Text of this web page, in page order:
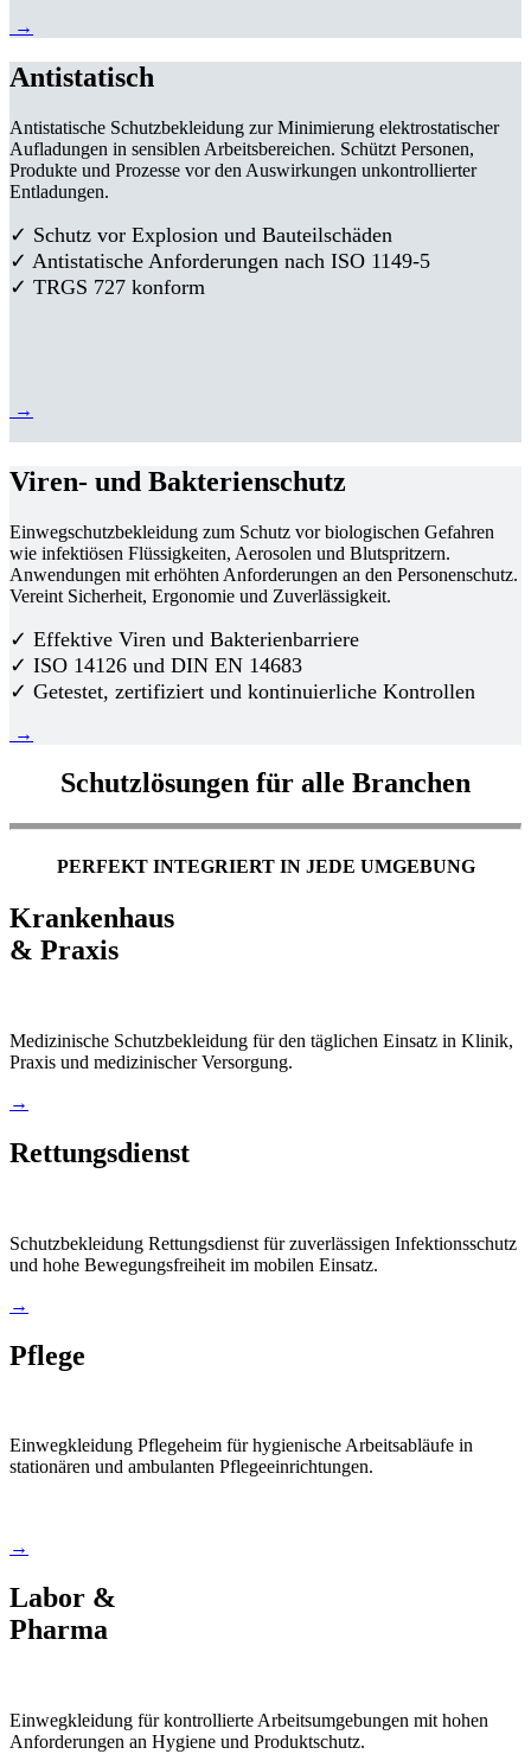
→
Antistatisch
Antistatische Schutzbekleidung zur Minimierung elektrostatischer
Aufladungen in sensiblen Arbeitsbereichen. Schützt Personen,
Produkte und Prozesse vor den Auswirkungen unkontrollierter
Entladungen.
✓ Schutz vor Explosion und Bauteilschäden
✓ Antistatische Anforderungen nach ISO 1149-5
✓ TRGS 727 konform
→
Viren- und Bakterienschutz
Einwegschutzbekleidung zum Schutz vor biologischen Gefahren
wie infektiösen Flüssigkeiten, Aerosolen und Blutspritzern.
Anwendungen mit erhöhten Anforderungen an den Personenschutz.
Vereint Sicherheit, Ergonomie und Zuverlässigkeit.
✓ Effektive Viren und Bakterienbarriere
✓ ISO 14126 und DIN EN 14683
✓ Getestet, zertifiziert und kontinuierliche Kontrollen
→
Schutzlösungen für alle Branchen
PERFEKT INTEGRIERT IN JEDE UMGEBUNG
Krankenhaus
& Praxis
Medizinische Schutzbekleidung für den täglichen Einsatz in Klinik,
Praxis und medizinischer Versorgung.
→
Rettungsdienst
Schutzbekleidung Rettungsdienst für zuverlässigen Infektionsschutz
und hohe Bewegungsfreiheit im mobilen Einsatz.
→
Pflege
Einwegkleidung Pflegeheim für hygienische Arbeitsabläufe in
stationären und ambulanten Pflegeeinrichtungen.
→
Labor &
Pharma
Einwegkleidung für kontrollierte Arbeitsumgebungen mit hohen
Anforderungen an Hygiene und Produktschutz.